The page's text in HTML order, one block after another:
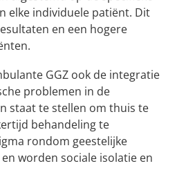
elke individuele patiënt. Dit
en een hogere
GGZ ook de integratie
problemen in de
staat te stellen om thuis te
behandeling te
rondom geestelijke
worden sociale isolatie en